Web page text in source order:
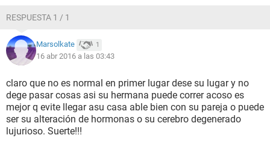
RESPUESTA 1 / 1
Marsolkate 1
16 abr 2016 a las 03:43
claro que no es normal en primer lugar dese su lugar y no
dege pasar cosas asi su hermana puede correr acoso es
mejor q evite llegar asu casa able bien con su pareja o puede
ser su alteración de hormonas o su cerebro degenerado
lujurioso. Suerte!!!